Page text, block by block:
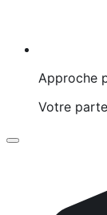
Approche
Votre